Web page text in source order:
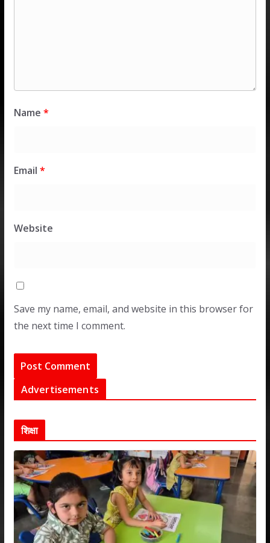
Name *
Email *
Website
Save my name, email, and website in this browser for
the next time I comment.
Advertisements
शिक्षा